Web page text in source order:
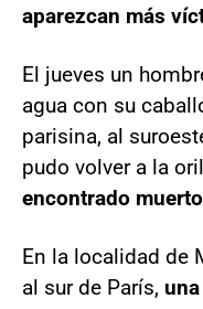
aparezcan más
El jueves un
agua con su
parisina, al
pudo volver a la
encontrado
En la localidad de
al sur de París,